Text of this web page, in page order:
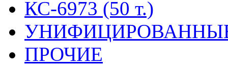
КС-6973 (50 т.)
ПРОЧИЕ